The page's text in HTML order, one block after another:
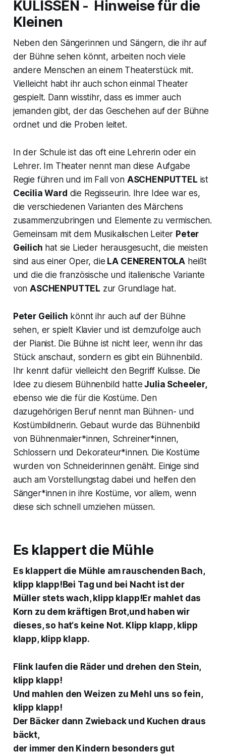
KULISSEN - Hinweise für die
Kleinen
Neben den Sängerinnen und Sängern, die ihr auf
der Bühne sehen könnt, arbeiten noch viele
andere Menschen an einem Theaterstück mit.
Vielleicht habt ihr auch schon einmal Theater
gespielt. Dann wisstihr, dass es immer auch
jemanden gibt, der das Geschehen auf der Bühne
ordnet und die Proben leitet.
In der Schule ist das oft eine Lehrerin oder ein
Lehrer. Im Theater nennt man diese Aufgabe
Regie führen und im Fall von ASCHENPUTTEL ist
Cecilia Ward die Regisseurin. Ihre Idee war es,
die verschiedenen Varianten des Märchens
zusammenzubringen und Elemente zu vermischen.
Gemeinsam mit dem Musikalischen Leiter Peter
Geilich hat sie Lieder herausgesucht, die meisten
sind aus einer Oper, die LA CENERENTOLA heißt
und die die französische und italienische Variante
vonASCHENPUTTEL zur Grundlage hat.
Peter Geilich könnt ihr auch auf der Bühne
sehen, er spielt Klavier und ist demzufolge auch
der Pianist. Die Bühne ist nicht leer, wenn ihr das
Stück anschaut, sondern es gibt ein Bühnenbild.
Ihr kennt dafür vielleicht den Begriff Kulisse. Die
Idee zu diesem Bühnenbild hatte Julia Scheeler,
ebenso wie die für die Kostüme. Den
dazugehörigen Beruf nennt man Bühnen- und
Kostümbildnerin. Gebaut wurde das Bühnenbild
von Bühnenmaler*innen, Schreiner*innen,
Schlossern und Dekorateur*innen. Die Kostüme
wurden von Schneiderinnen genäht. Einige sind
auch am Vorstellungstag dabei und helfen den
Sänger*innen in ihre Kostüme, vor allem, wenn
diese sich schnell umziehen müssen.
Es klappert die Mühle
Es klappert die Mühle am rauschenden Bach,
klipp klapp!Bei Tag und bei Nacht ist der
Müller stets wach, klipp klapp!Er mahlet das
Korn zu dem kräftigen Brot,und haben wir
dieses, so hat‘s keine Not. Klipp klapp, klipp
klapp, klipp klapp.
Flink laufen die Räder und drehen den Stein,
klipp klapp!
Und mahlen den Weizen zu Mehl uns so fein,
klipp klapp!
Der Bäcker dann Zwieback und Kuchen draus
bäckt,
der immer den Kindern besonders gut